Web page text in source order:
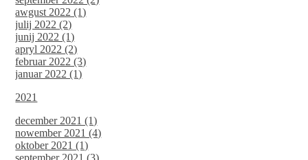
awgust 2022 (1)
julij 2022 (2)
junij 2022 (1)
apryl 2022 (2)
februar 2022 (3)
januar 2022 (1)
2021
december 2021 (1)
nowember 2021 (4)
oktober 2021 (1)
september 2021 (3)